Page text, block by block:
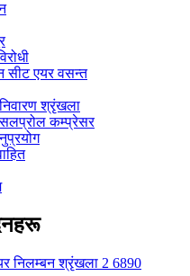
सीट एयर वसन्त
श्रृंखला
कम्प्रेसर